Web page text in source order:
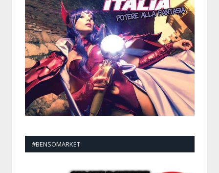
#BENSOMARKET